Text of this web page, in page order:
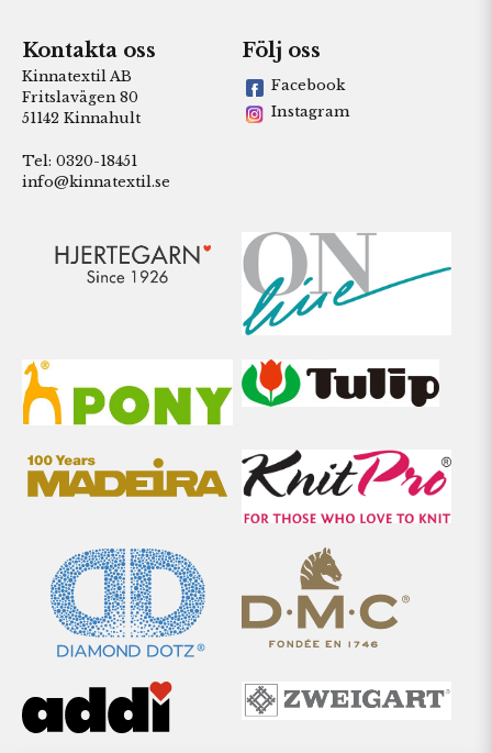
Kontakta oss
Kinnatextil AB
Fritslavägen 80
51142 Kinnahult
Tel: 0320-18451
info@kinnatextil.se
Följ oss
Facebook
Instagram